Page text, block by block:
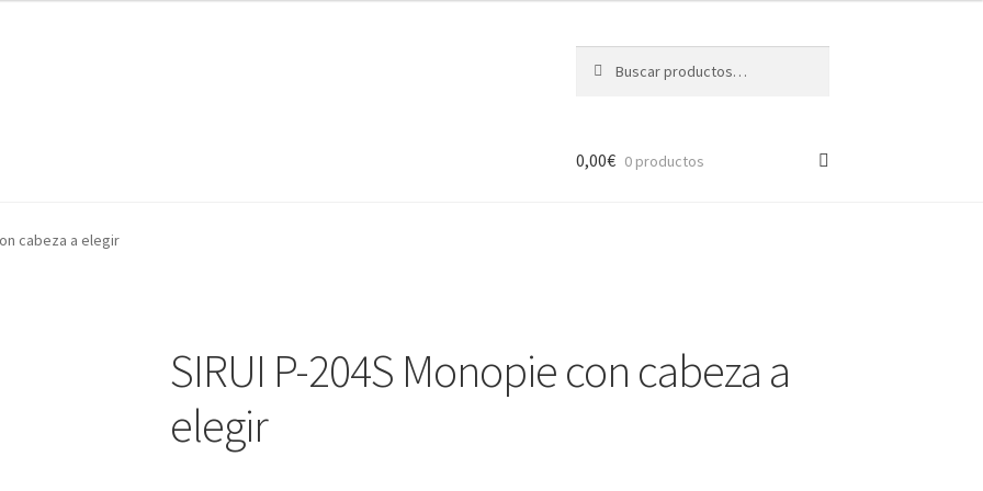
por:
AZ Operadores / Creadores
0,00€ 0 productos
cabeza a elegir
SIRUI P-204S Monopie con cabeza a
elegir